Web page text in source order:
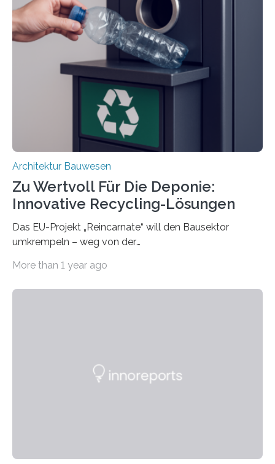
ein Klett-Verbindungssystem für Gebäude entwickelt:
Damit lassen sich unterschiedliche Gebäudeteile
resilient verbinden und bei Bedarf einfach voneinander
trennen. Der Fokus lag auf der Verbindung von
Bauteilen mit unterschiedlicher Lebensdauer, bei denen
irreversible Verbindungen den Austausch üblicherweise
erschweren. Hierzu untersuchten die Forschenden zwei
unterschiedliche Zugänge. Einerseits klebten sie…
Architektur Bauwesen
Zu Wertvoll Für Die Deponie:
Innovative Recycling-Lösungen
Das EU-Projekt „Reincarnate“ will den Bausektor
umkrempeln – weg von der
Kreislaufwirtschaft Bei dem schwedischen
Datenbank erfasst sind, neue Baustoffe kreiert werden.
More than 1 year ago